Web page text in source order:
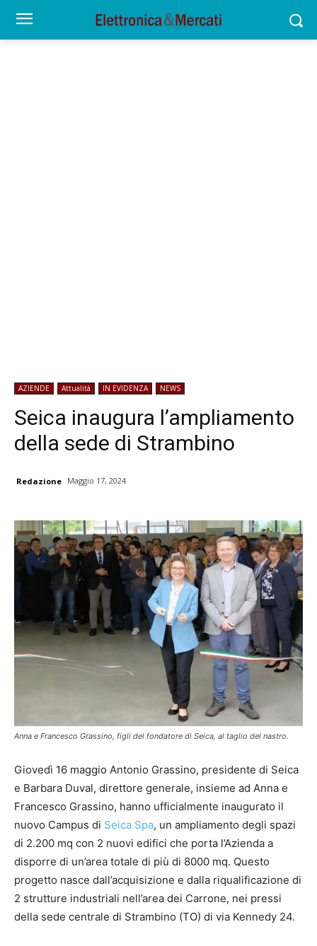
AZIENDE Attualità IN EVIDENZA NEWS
Seica inaugura l’ampliamento
della sede di Strambino
Redazione Maggio 17, 2024
Anna e Francesco Grassino, figli del fondatore di Seica, al taglio del nastro.
Giovedì 16 maggio Antonio Grassino, presidente di Seica
e Barbara Duval, direttore generale, insieme ad Anna e
Francesco Grassino, hanno ufficialmente inaugurato il
nuovo Campus di Seica Spa, un ampliamento degli spazi
di 2.200 mq con 2 nuovi edifici che porta l’Azienda a
disporre di un’area totale di più di 8000 mq. Questo
progetto nasce dall’acquisizione e dalla riqualificazione di
2 strutture industriali nell’area dei Carrone, nei pressi
della sede centrale di Strambino (TO) di via Kennedy 24.